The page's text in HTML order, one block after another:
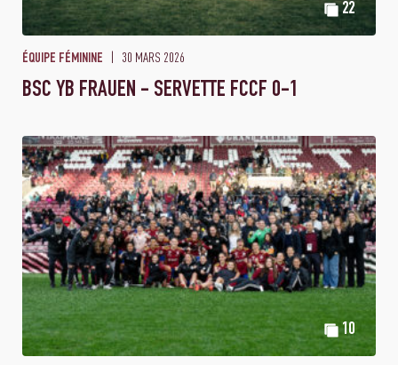
22
ÉQUIPE FÉMININE 30 MARS 2026
BSC YB FRAUEN - SERVETTE FCCF 0-1
10